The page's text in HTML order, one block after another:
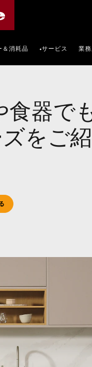
＆消耗品 •サービス 業務
器で
をご紹